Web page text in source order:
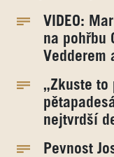
VIDEO:
na pohřbu
Vedderem
„Zkuste to
nejtvrdší
Pevnost